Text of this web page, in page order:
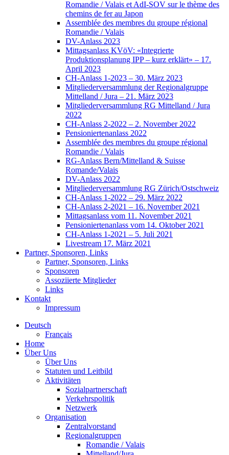
Romandie / Valais et AdI-SOV sur le thème des
chemins de fer au Japon
Assemblée des membres du groupe régional
Romandie / Valais
DV-Anlass 2023
Mittagsanlass KVöV: «Integrierte
Produktionsplanung IPP – kurz erklärt» – 17.
April 2023
CH-Anlass 1-2023 – 30. März 2023
Mitgliederversammlung der Regionalgruppe
Mittelland / Jura – 21. März 2023
Mitgliederversammlung RG Mittelland / Jura
2022
CH-Anlass 2-2022 – 2. November 2022
Pensioniertenanlass 2022
Assemblée des membres du groupe régional
Romandie / Valais
RG-Anlass Bern/Mittelland & Suisse
Romande/Valais
DV-Anlass 2022
Mitgliederversammlung RG Zürich/Ostschweiz
CH-Anlass 1-2022 – 29. März 2022
CH-Anlass 2-2021 – 16. November 2021
Mittagsanlass vom 11. November 2021
Pensioniertenanlass vom 14. Oktober 2021
CH-Anlass 1-2021 – 5. Juli 2021
Livestream 17. März 2021
Partner, Sponsoren, Links
Partner, Sponsoren, Links
Sponsoren
Assoziierte Mitglieder
Links
Kontakt
Impressum
Deutsch
Français
Home
Über Uns
Über Uns
Statuten und Leitbild
Aktivitäten
Sozialpartnerschaft
Verkehrspolitik
Netzwerk
Organisation
Zentralvorstand
Regionalgruppen
Romandie / Valais